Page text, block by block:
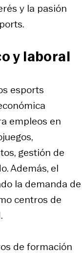
y la pasión
y laboral
esports
empleos en
gestión de
Además, el
la demanda de
centros de
de formación